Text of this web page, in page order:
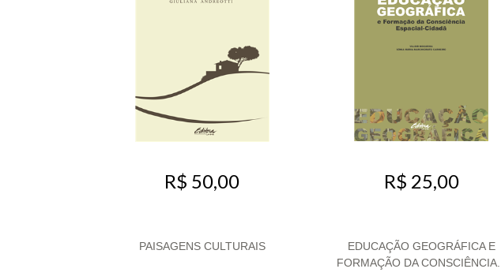
R$ 50,00
PAISAGENS CULTURAIS
R$ 25,00
EDUCAÇÃO GEOGRÁFICA E
FORMAÇÃO DA CONSCIÊNCIA...